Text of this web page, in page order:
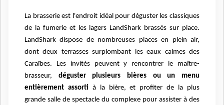
La brasserie est l'endroit idéal pour déguster les classiques
de la fumerie et les lagers LandShark brassés sur place.
LandShark dispose de nombreuses places en plein air,
dont deux terrasses surplombant les eaux calmes des
Caraïbes. Les invités peuvent y rencontrer le maître-
brasseur, déguster plusieurs bières ou un menu
entièrement assorti à la bière, et profiter de la plus
grande salle de spectacle du complexe pour assister à des